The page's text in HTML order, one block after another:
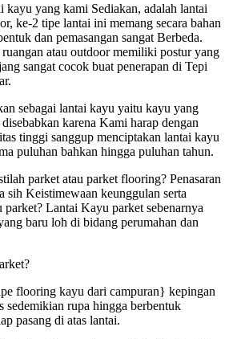
kayu yang kami Sediakan, adalah lantai
ke-2 tipe lantai ini memang secara bahan
dan pemasangan sangat Berbeda.
atau outdoor memiliki postur yang
sangat cocok buat penerapan di Tepi
sebagai lantai kayu yaitu kayu yang
karena Kami harap dengan
tinggi sanggup menciptakan lantai kayu
puluhan bahkan hingga puluhan tahun.
parket atau parket flooring? Penasaran
sih Keistimewaan keunggulan serta
Lantai Kayu parket sebenarnya
baru loh di bidang perumahan dan
flooring kayu dari campuran} kepingan
sedemikian rupa hingga berbentuk
pasang di atas lantai.